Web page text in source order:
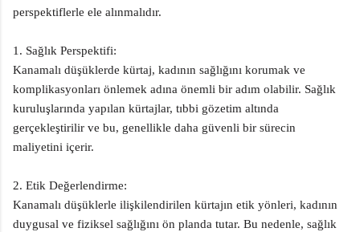
perspektiflerle ele alınmalıdır.
1. Sağlık Perspektifi:
Kanamalı düşüklerde kürtaj, kadının sağlığını korumak ve
komplikasyonları önlemek adına önemli bir adım olabilir. Sağlık
kuruluşlarında yapılan kürtajlar, tıbbi gözetim altında
gerçekleştirilir ve bu, genellikle daha güvenli bir sürecin
maliyetini içerir.
2. Etik Değerlendirme:
Kanamalı düşüklerle ilişkilendirilen kürtajın etik yönleri, kadının
duygusal ve fiziksel sağlığını ön planda tutar. Bu nedenle, sağlık